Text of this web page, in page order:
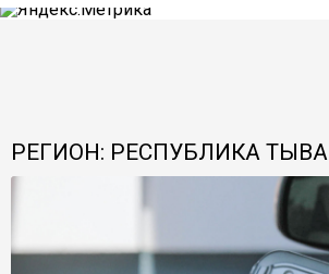
РЕГИОН: РЕСПУБЛИКА ТЫВА